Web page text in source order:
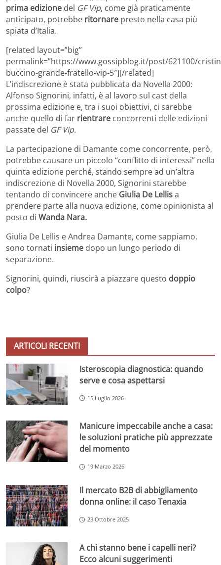
prima edizione del GF Vip, come già praticamente
anticipato, potrebbe ritornare presto nella casa più
spiata d’Italia.
[related layout=”big”
permalink=”https://www.gossipblog.it/post/621100/
buccino-grande-fratello-vip-5″][/related]
L’indiscrezione è stata pubblicata da Novella 2000:
Alfonso Signorini, infatti, è al lavoro sul cast della
prossima edizione e, tra i suoi obiettivi, ci sarebbe
anche quello di far rientrare concorrenti delle edizioni
passate del GF Vip.
La partecipazione di Damante come concorrente, però,
potrebbe causare un piccolo “conflitto di interessi” nella
quinta edizione perché, stando sempre ad un’altra
indiscrezione di Novella 2000, Signorini starebbe
tentando di convincere anche Giulia De Lellisa
prendere parte alla nuova edizione, come opinionista al
posto di Wanda Nara.
Giulia De Lellis e Andrea Damante, come sappiamo,
sono tornati insieme dopo un lungo periodo di
separazione.
Signorini, quindi, riuscirà a piazzare questo doppio
colpo?
ARTICOLI RECENTI
Isteroscopia diagnostica: quando
serve e cosa aspettarsi
15 Luglio 2026
Manicure impeccabile anche a casa:
le soluzioni pratiche più apprezzate
del momento
19 Marzo 2026
Il mercato B2B di abbigliamento
donna online: il caso Tenaxia
23 Ottobre 2025
A chi stanno bene i capelli neri?
Ecco alcuni suggerimenti